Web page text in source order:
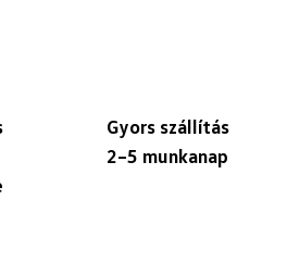
Gyors szállítás
2–5 munkanap